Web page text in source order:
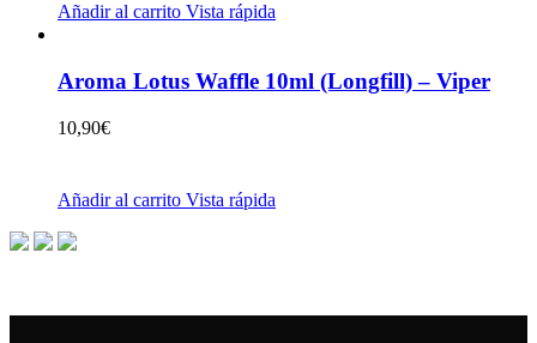
Añadir al carrito Vista rápida
Aroma Lotus Waffle 10ml (Longfill) – Viper
10,90€
Añadir al carrito Vista rápida